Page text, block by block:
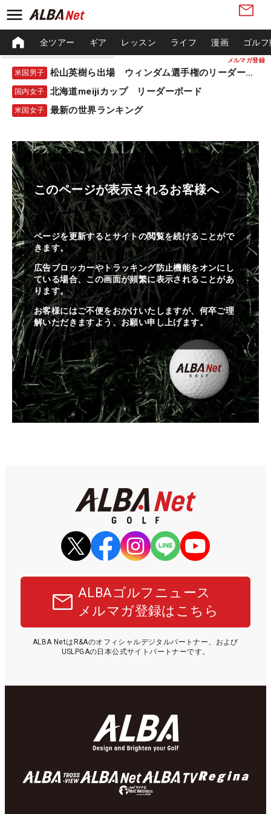
メルマガ登録
全ツアー ギア レッスン ライフ 漫画 ゴル
米国男子 松山英樹ら出場 ウィンダム選手権のリーダーボード
国内女子 北海道meijiカップ リーダーボード
米国女子 最新の世界ランキング
このページが表示されるお客様へ
ページを更新するとサイトの閲覧を続けることがで
きます。
広告ブロッカーやトラッキング防止機能をオンにし
ている場合、この画面が頻繁に表示されることがあ
ります。
お客様にはご不便をおかけいたしますが、何卒ご理
解いただきますよう、お願い申し上げます。
ALBAゴルフニュース
メルマガ登録はこちら
ALBA NetはR&Aのオフィシャルデジタルパートナー、および
USLPGAの日本公式サイトパートナーです。